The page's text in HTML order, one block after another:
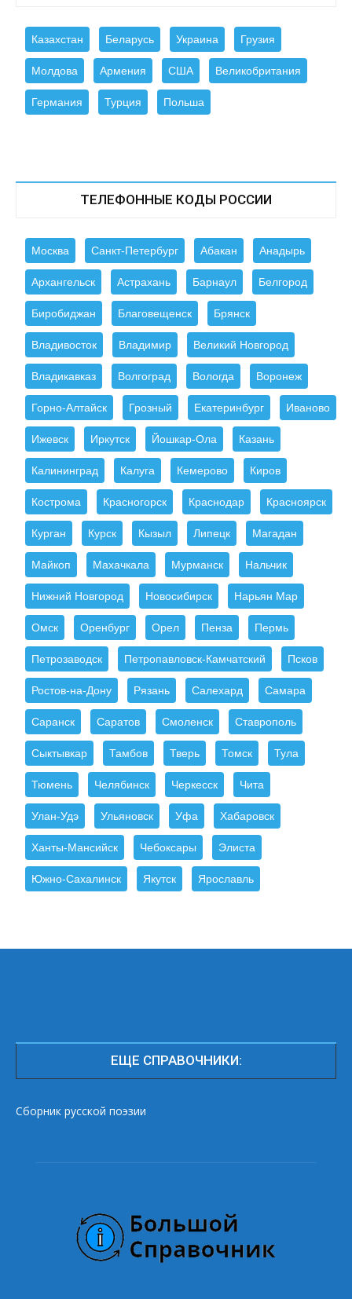
Казахстан Беларусь Украина Грузия
Молдова Армения США Великобритания
Германия Турция Польша
ТЕЛЕФОННЫЕ КОДЫ РОССИИ
Москва Санкт-Петербург Абакан Анадырь
Архангельск Астрахань Барнаул Белгород
Биробиджан Благовещенск Брянск
Владивосток Владимир Великий Новгород
Владикавказ Волгоград Вологда Воронеж
Горно-Алтайск Грозный Екатеринбург Иваново
Ижевск Иркутск Йошкар-Ола Казань
Калининград Калуга Кемерово Киров
Кострома Красногорск Краснодар Красноярск
Курган Курск Кызыл Липецк Магадан
Майкоп Махачкала Мурманск Нальчик
Нижний Новгород Новосибирск Нарьян Мар
Омск Оренбург Орел Пенза Пермь
Петрозаводск Петропавловск-Камчатский Псков
Ростов-на-Дону Рязань Салехард Самара
Саранск Саратов Смоленск Ставрополь
Сыктывкар Тамбов Тверь Томск Тула
Тюмень Челябинск Черкесск Чита
Улан-Удэ Ульяновск Уфа Хабаровск
Ханты-Мансийск Чебоксары Элиста
Южно-Сахалинск Якутск Ярославль
ЕЩЕ СПРАВОЧНИКИ:
Сборник русской поэзии